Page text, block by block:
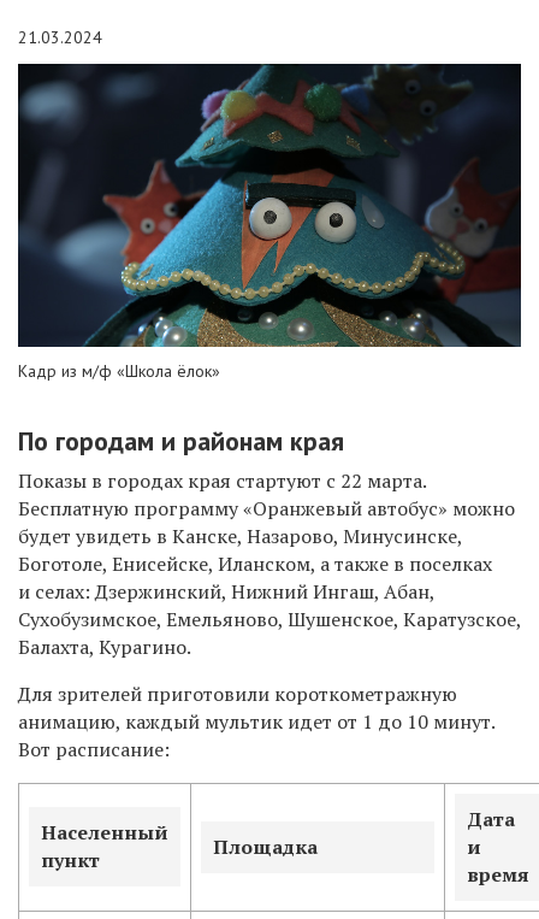
21.03.2024
Кадр из м/ф «Школа ёлок»
По городам и районам края
Показы в городах края стартуют с 22 марта.
Бесплатную программу «Оранжевый автобус» можно
будет увидеть в Канске, Назарово, Минусинске,
Боготоле, Енисейске, Иланском, а также в поселках
и селах: Дзержинский, Нижний Ингаш, Абан,
Сухобузимское, Емельяново, Шушенское, Каратузское,
Балахта, Курагино.
Для зрителей приготовили короткометражную
анимацию, каждый мультик идет от 1 до 10 минут.
Вот расписание:
Населенный
пункт
Площадка
Дата
и
время